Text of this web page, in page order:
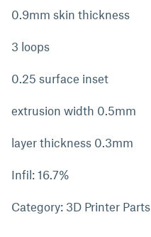
0.9mm skin thickness
3 loops
0.25 surface inset
extrusion width 0.5mm
layer thickness 0.3mm
Infil: 16.7%
Category: 3D Printer Parts